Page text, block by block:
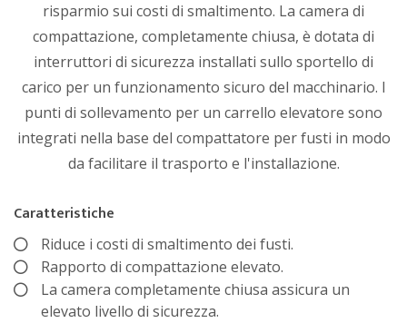
risparmio sui costi di smaltimento. La camera di
compattazione, completamente chiusa, è dotata di
interruttori di sicurezza installati sullo sportello di
carico per un funzionamento sicuro del macchinario. I
punti di sollevamento per un carrello elevatore sono
integrati nella base del compattatore per fusti in modo
da facilitare il trasporto e l'installazione.
Caratteristiche
Riduce i costi di smaltimento dei fusti.
Rapporto di compattazione elevato.
La camera completamente chiusa assicura un
elevato livello di sicurezza.